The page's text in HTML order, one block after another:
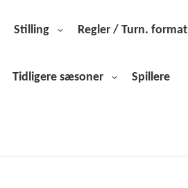
Stilling Regler / Turn. format
Tidligere sæsoner Spillere